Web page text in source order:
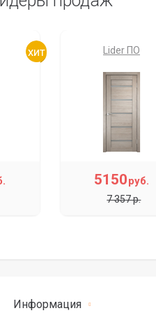
Lider ПО
5150руб.
7 357 р.
Информация